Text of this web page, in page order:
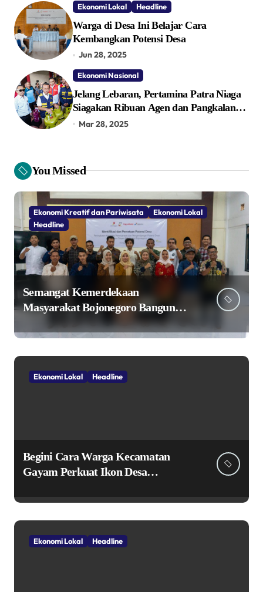
Ekonomi Lokal Headline
Warga di Desa Ini Belajar Cara
Kembangkan Potensi Desa
Jun 28, 2025
Ekonomi Nasional
Jelang Lebaran, Pertamina Patra Niaga
Siagakan Ribuan Agen dan Pangkalan
LPG 3 Kg
Mar 28, 2025
You Missed
Ekonomi Kreatif dan Pariwisata
Ekonomi Lokal
Headline
Semangat Kemerdekaan
Masyarakat Bojonegoro Bangun
Desa Mandiri Ekonomi
Ekonomi Lokal Headline
Begini Cara Warga Kecamatan
Gayam Perkuat Ikon Desa
TPID
Ekonomi Lokal Headline